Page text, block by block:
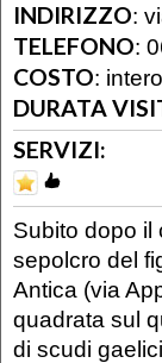
INDIRIZZO:
TELEFONO:
COSTO:
DURATA
SERVIZI:
Subito dopo il
sepolcro del
Antica (via
quadrata sul
di scudi